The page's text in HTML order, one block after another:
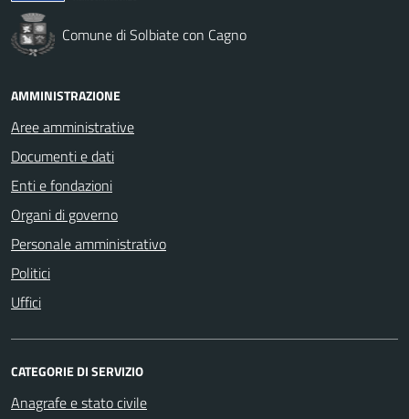
Comune di Solbiate con Cagno
AMMINISTRAZIONE
Aree amministrative
Documenti e dati
Enti e fondazioni
Organi di governo
Personale amministrativo
Politici
Uffici
CATEGORIE DI SERVIZIO
Anagrafe e stato civile